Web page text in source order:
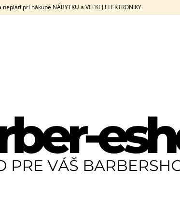
pri nákupe NÁBYTKU a VEĽKEJ ELEKTRONIKY.
ODPORÚČAME